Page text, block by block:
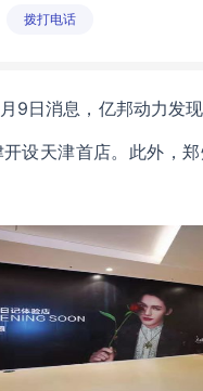
公司
拨打电话
月9日消息，亿邦动力发
开设天津首店。此外，